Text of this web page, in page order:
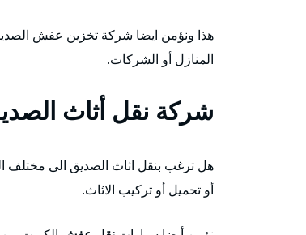
هذا ونؤمن ايضا شركة تخزين عفش
المنازل أو الشركات.
شركة نقل أثاث
هل ترغب بنقل اثاث الصديق الى مختلف
أو تحميل أو تركيب الاثاث.